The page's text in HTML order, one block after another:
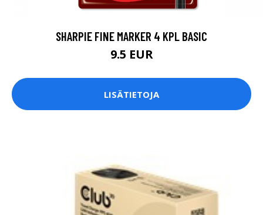
SHARPIE FINE MARKER 4 KPL BASIC
9.5 EUR
LISÄTIETOJA